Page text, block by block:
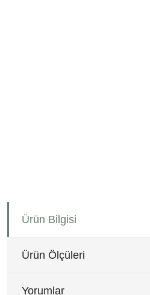
Ürün Bilgisi
Ürün Ölçüleri
Yorumlar